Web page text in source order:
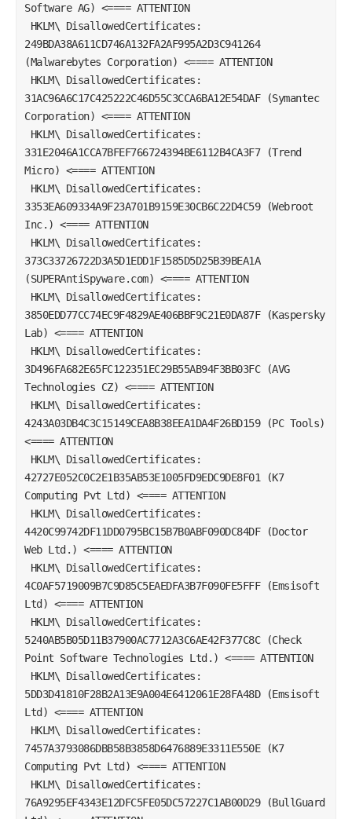
Software AG) <==== ATTENTION
249BDA38A611CD746A132FA2AF995A2D3C941264
(Malwarebytes Corporation) <==== ATTENTION
31AC96A6C17C425222C46D55C3CCA6BA12E54DAF (Symantec
Corporation) <==== ATTENTION
331E2046A1CCA7BFEF766724394BE6112B4CA3F7 (Trend
Micro) <==== ATTENTION
3353EA609334A9F23A701B9159E30CB6C22D4C59 (Webroot
Inc.) <==== ATTENTION
373C33726722D3A5D1EDD1F1585D5D25B39BEA1A
(SUPERAntiSpyware.com) <==== ATTENTION
3850EDD77CC74EC9F4829AE406BBF9C21E0DA87F (Kaspersky
Lab) <==== ATTENTION
3D496FA682E65FC122351EC29B55AB94F3BB03FC (AVG
Technologies CZ) <==== ATTENTION
4243A03DB4C3C15149CEA8B38EEA1DA4F26BD159 (PC Tools)
<==== ATTENTION
42727E052C0C2E1B35AB53E1005FD9EDC9DE8F01 (K7
Computing Pvt Ltd) <==== ATTENTION
4420C99742DF11DD0795BC15B7B0ABF090DC84DF (Doctor
Web Ltd.) <==== ATTENTION
4C0AF5719009B7C9D85C5EAEDFA3B7F090FE5FFF (Emsisoft
Ltd) <==== ATTENTION
5240AB5B05D11B37900AC7712A3C6AE42F377C8C (Check
Point Software Technologies Ltd.) <==== ATTENTION
5DD3D41810F28B2A13E9A004E6412061E28FA48D (Emsisoft
Ltd) <==== ATTENTION
7457A3793086DBB58B3858D6476889E3311E550E (K7
Computing Pvt Ltd) <==== ATTENTION
76A9295EF4343E12DFC5FE05DC57227C1AB00D29 (BullGuard